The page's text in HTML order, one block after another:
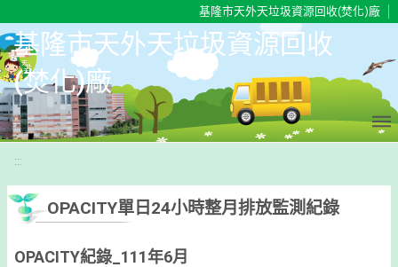
基隆市天外天垃圾資源回收(焚化)廠
基隆市天外天垃圾資源回收
(焚化)廠
:::
OPACITY單日24小時整月排放監測紀錄
OPACITY紀錄_111年6月